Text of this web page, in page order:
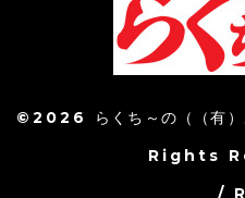
©2026 らくち～の（（有
Rights
/